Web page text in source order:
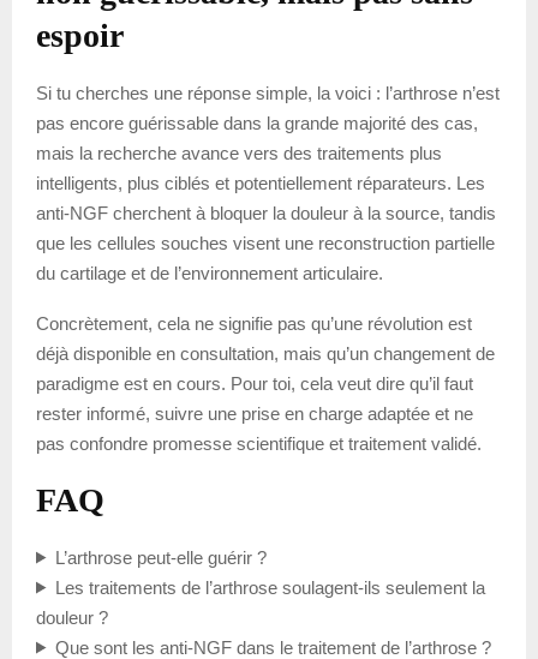
espoir
Si tu cherches une réponse simple, la voici : l’arthrose n’est
pas encore guérissable dans la grande majorité des cas,
mais la recherche avance vers des traitements plus
intelligents, plus ciblés et potentiellement réparateurs. Les
anti-NGF cherchent à bloquer la douleur à la source, tandis
que les cellules souches visent une reconstruction partielle
du cartilage et de l’environnement articulaire.
Concrètement, cela ne signifie pas qu’une révolution est
déjà disponible en consultation, mais qu’un changement de
paradigme est en cours. Pour toi, cela veut dire qu’il faut
rester informé, suivre une prise en charge adaptée et ne
pas confondre promesse scientifique et traitement validé.
FAQ
L’arthrose peut-elle guérir ?
Les traitements de l’arthrose soulagent-ils seulement la
douleur ?
Que sont les anti-NGF dans le traitement de l’arthrose ?